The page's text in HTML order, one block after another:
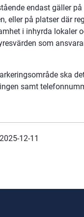
endast gäller
eller på platser där
i inhyrda lokaler
som
ska
samt
2025-12-11